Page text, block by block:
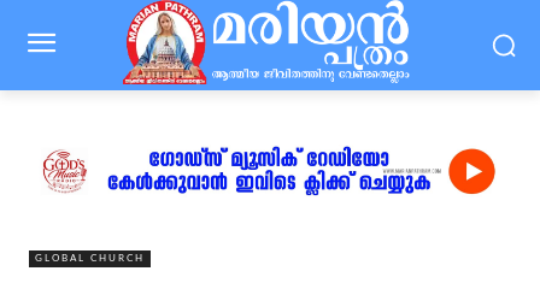
GLOBAL CHURCH